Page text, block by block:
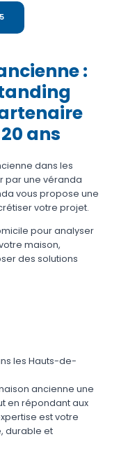
:
ans
dans les
par une véranda
vous propose une
votre projet.
pour analyser
maison,
des solutions
les Hauts-de-
ancienne une
en répondant aux
est votre
durable et